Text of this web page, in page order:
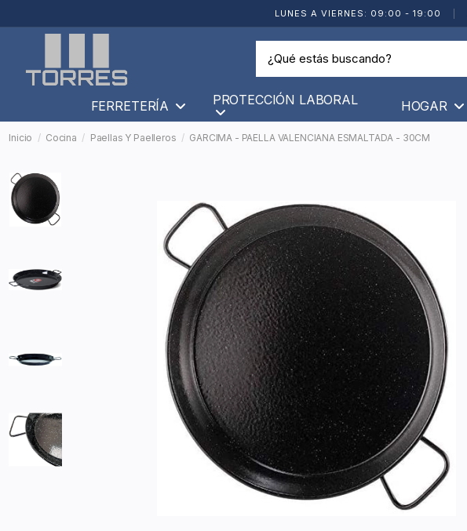
LUNES A VIERNES: 09:00 - 19:00
FERRETERÍA PROTECCIÓN LABORAL HOGAR
Inicio Cocina Paellas Y Paelleros GARCIMA - PAELLA VALENCIANA ESMALTADA - 30CM